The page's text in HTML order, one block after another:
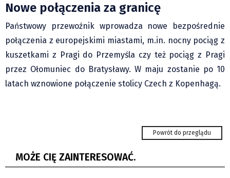
Nowe połączenia za granicę
Państwowy przewoźnik wprowadza nowe bezpośrednie
połączenia z europejskimi miastami, m.in. nocny pociąg z
kuszetkami z Pragi do Przemyśla czy też pociąg z Pragi
przez Ołomuniec do Bratysławy. W maju zostanie po 10
latach wznowione połączenie stolicy Czech z Kopenhagą.
Powrót do przeglądu
MOŻE CIĘ ZAINTERESOWAĆ.
Jan Wolf: Wierzę, że uda mi się oczyścić z
Trzyniec: Pomagajmy tym, którzy pomagają